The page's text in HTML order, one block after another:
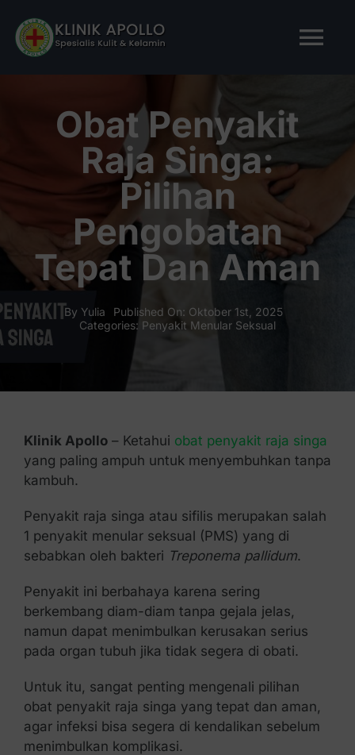
content
TENTANG KAMI
ARTIKEL
Tanya Apollo
Obat Penyakit
Raja Singa:
Pilihan
Pengobatan
Tepat Dan Aman
By Yulia
Published On: Oktober 1st, 2025
Categories: Penyakit Menular Seksual
Klinik Apollo– Ketahui obat penyakit raja singa
yang paling ampuh untuk menyembuhkan tanpa
kambuh.
Penyakit raja singa atau sifilis merupakan salah
1 penyakit menular seksual (PMS) yang di
sebabkan oleh bakteri Treponema pallidum.
Penyakit ini berbahaya karena sering
berkembang diam-diam tanpa gejala jelas,
namun dapat menimbulkan kerusakan serius
pada organ tubuh jika tidak segera di obati.
Untuk itu, sangat penting mengenali pilihan
obat penyakit raja singa yang tepat dan aman,
agar infeksi bisa segera di kendalikan sebelum
menimbulkan komplikasi.